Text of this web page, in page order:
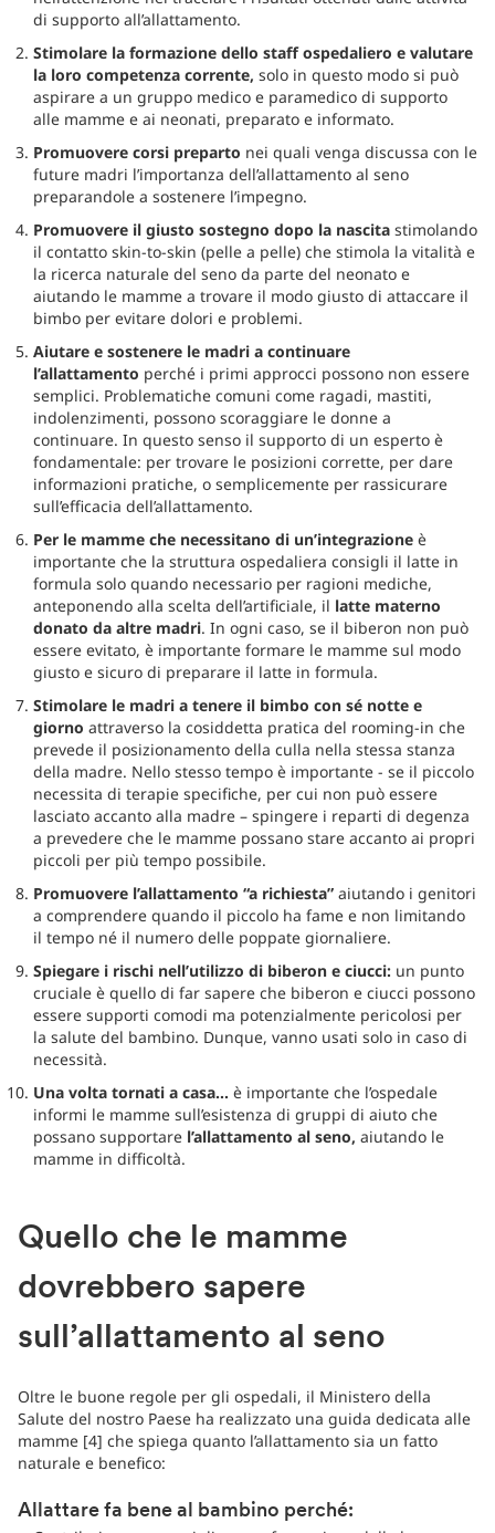
di supporto all’allattamento.
Stimolare la formazione dello staff ospedaliero e valutare
la loro competenza corrente, solo in questo modo si può
aspirare a un gruppo medico e paramedico di supporto
alle mamme e ai neonati, preparato e informato.
Promuovere corsi preparto nei quali venga discussa con le
future madri l’importanza dell’allattamento al seno
preparandole a sostenere l’impegno.
Promuovere il giusto sostegno dopo la nascita stimolando
il contatto skin-to-skin (pelle a pelle) che stimola la vitalità e
la ricerca naturale del seno da parte del neonato e
aiutando le mamme a trovare il modo giusto di attaccare il
bimbo per evitare dolori e problemi.
Aiutare e sostenere le madri a continuare
l’allattamento perché i primi approcci possono non essere
semplici. Problematiche comuni come ragadi, mastiti,
indolenzimenti, possono scoraggiare le donne a
continuare. In questo senso il supporto di un esperto è
fondamentale: per trovare le posizioni corrette, per dare
informazioni pratiche, o semplicemente per rassicurare
sull’efficacia dell’allattamento.
Per le mamme che necessitano di un’integrazione è
importante che la struttura ospedaliera consigli il latte in
formula solo quando necessario per ragioni mediche,
anteponendo alla scelta dell’artificiale, il latte materno
donato da altre madri. In ogni caso, se il biberon non può
essere evitato, è importante formare le mamme sul modo
giusto e sicuro di preparare il latte in formula.
Stimolare le madri a tenere il bimbo con sé notte e
giorno attraverso la cosiddetta pratica del rooming-in che
prevede il posizionamento della culla nella stessa stanza
della madre. Nello stesso tempo è importante - se il piccolo
necessita di terapie specifiche, per cui non può essere
lasciato accanto alla madre – spingere i reparti di degenza
a prevedere che le mamme possano stare accanto ai propri
piccoli per più tempo possibile.
Promuovere l’allattamento “a richiesta” aiutando i genitori
a comprendere quando il piccolo ha fame e non limitando
il tempo né il numero delle poppate giornaliere.
Spiegare i rischi nell’utilizzo di biberon e ciucci: un punto
cruciale è quello di far sapere che biberon e ciucci possono
essere supporti comodi ma potenzialmente pericolosi per
la salute del bambino. Dunque, vanno usati solo in caso di
necessità.
Una volta tornati a casa... è importante che l’ospedale
informi le mamme sull’esistenza di gruppi di aiuto che
possano supportare l’allattamento al seno, aiutando le
mamme in difficoltà.
Quello che le mamme
dovrebbero sapere
sull’allattamento al seno
Oltre le buone regole per gli ospedali, il Ministero della
Salute del nostro Paese ha realizzato una guida dedicata alle
mamme [4] che spiega quanto l’allattamento sia un fatto
naturale e benefico:
Allattare fa bene al bambino perché: